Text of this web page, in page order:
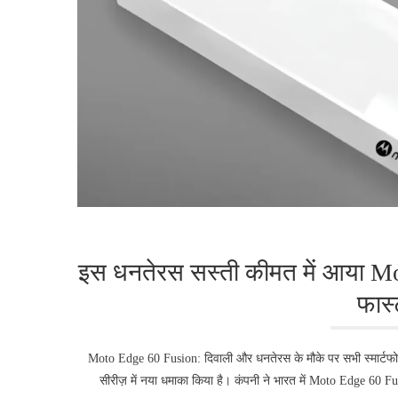
इस धनतेरस सस्ती कीमत में आया
Moto Edge 60 Fusion: दिवाली और धनतेरस के मौके पर सभी
सीरीज़ में नया धमाका किया है। कंपनी ने भारत में Moto Edge 60